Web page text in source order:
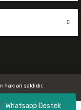
Whatsapp Destek
saklıdır.